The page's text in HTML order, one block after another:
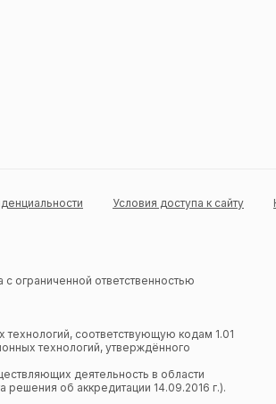
Условия доступа к сайту
ограниченной ответственностью
соответствующую кодам 1.01
технологий, утверждённого
деятельность в области
об аккредитации 14.09.2016 г.).